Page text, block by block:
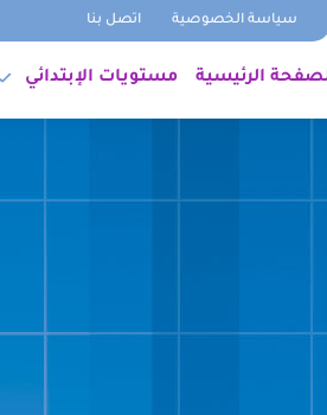
سياسة الخصوصية اتصل بنا
الرئيسية مستويات الإبتدائي